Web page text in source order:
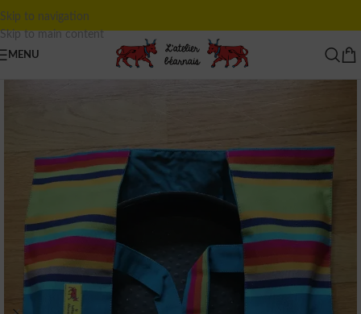
Skip to navigation
Skip to main content
MENU